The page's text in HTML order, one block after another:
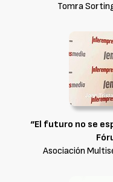
Tomra
“El futuro no se
Asociación